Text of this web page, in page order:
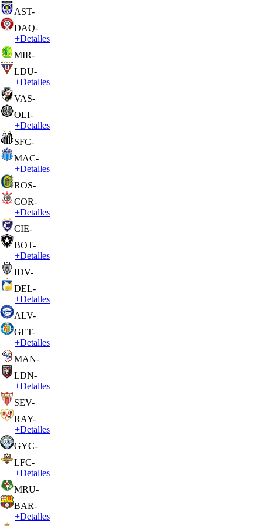
AST-
DAQ-
+Detalles
MIR-
LDU-
+Detalles
VAS-
OLI-
+Detalles
SFC-
MAC-
+Detalles
ROS-
COR-
+Detalles
CIE-
BOT-
+Detalles
IDV-
DEL-
+Detalles
ALV-
GET-
+Detalles
MAN-
LDN-
+Detalles
SEV-
RAY-
+Detalles
GYC-
LFC-
+Detalles
MRU-
BAR-
+Detalles